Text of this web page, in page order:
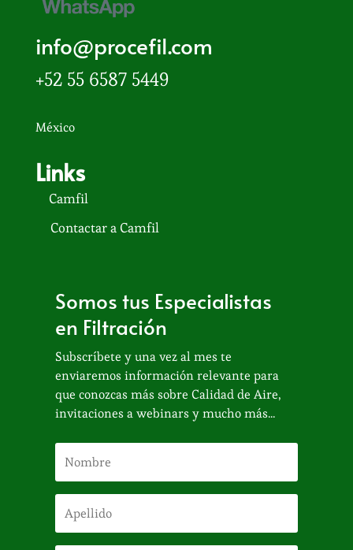
info@procefil.com
+52 55 6587 5449
México
Links
Camfil
Contactar a Camfil
Somos tus Especialistas
en Filtración
Subscríbete y una vez al mes te
enviaremos información relevante para
que conozcas más sobre Calidad de Aire,
invitaciones a webinars y mucho más...